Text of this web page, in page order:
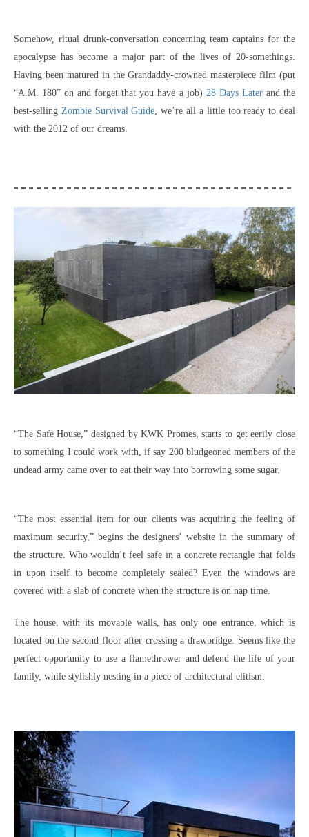
Somehow, ritual drunk-conversation concerning team captains for the
apocalypse has become a major part of the lives of 20-somethings.
Having been matured in the Grandaddy-crowned masterpiece film (put
“A.M. 180” on and forget that you have a job) 28 Days Laterand the
best-selling Zombie Survival Guide, we’re all a little too ready to deal
with the 2012 of our dreams.
“The Safe House,” designed by KWK Promes, starts to get eerily close
to something I could work with, if say 200 bludgeoned members of the
undead army came over to eat their way into borrowing some sugar.
“The most essential item for our clients was acquiring the feeling of
maximum security,” begins the designers’ website in the summary of
the structure. Who wouldn’t feel safe in a concrete rectangle that folds
in upon itself to become completely sealed? Even the windows are
covered with a slab of concrete when the structure is on nap time.
The house, with its movable walls, has only one entrance, which is
located on the second floor after crossing a drawbridge. Seems like the
perfect opportunity to use a flamethrower and defend the life of your
family, while stylishly nesting in a piece of architectural elitism.